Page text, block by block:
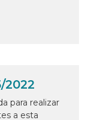
2022
para realizar
a esta